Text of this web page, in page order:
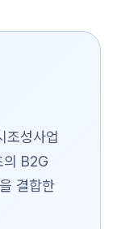
조성사업
의 B2G
결합한